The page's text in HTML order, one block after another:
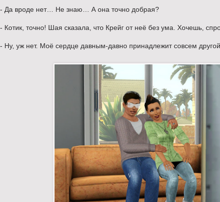
- Да вроде нет… Не знаю… А она точно добрая?
- Котик, точно! Шая сказала, что Крейг от неё без ума. Хочешь,
- Ну, уж нет. Моё сердце давным-давно принадлежит совсем